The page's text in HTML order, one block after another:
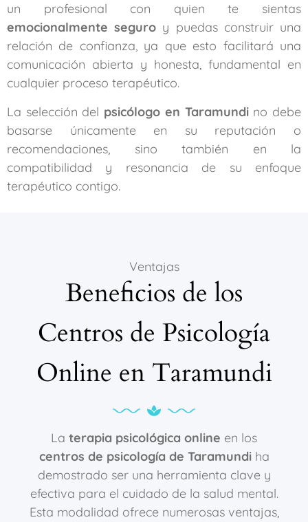
un profesional con quien te sientas
emocionalmente seguro y puedas construir una
relación de confianza, ya que esto facilitará una
comunicación abierta y honesta, fundamental en
cualquier proceso terapéutico.
La selección del psicólogo en Taramundino debe
basarse únicamente en su reputación o
recomendaciones, sino también en la
compatibilidad y resonancia de su enfoque
terapéutico contigo.
Ventajas
Beneficios de los
Centros de Psicología
Online en Taramundi
La terapia psicológica online en los
centros de psicología de Taramundiha
demostrado ser una herramienta clave y
efectiva para el cuidado de la salud mental.
Esta modalidad ofrece numerosas ventajas,